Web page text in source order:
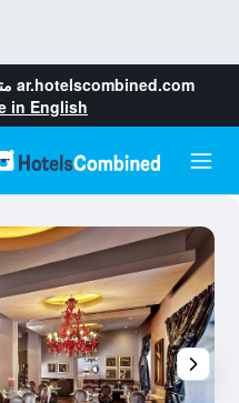
ar.hotelscombined.com
in English